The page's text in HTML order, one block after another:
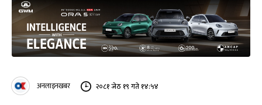
अनलाइनखबर २०८१ जेठ १९ गते १४:५४